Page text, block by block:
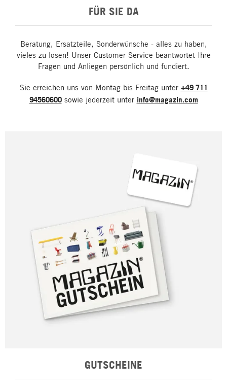
FÜR SIE DA
Beratung, Ersatzteile, Sonderwünsche - alles zu haben,
vieles zu lösen! Unser Customer Service beantwortet Ihre
Fragen und Anliegen persönlich und fundiert.
Sie erreichen uns von Montag bis Freitag unter +49 711
94560600sowie jederzeit unter info@magazin.com
GUTSCHEINE